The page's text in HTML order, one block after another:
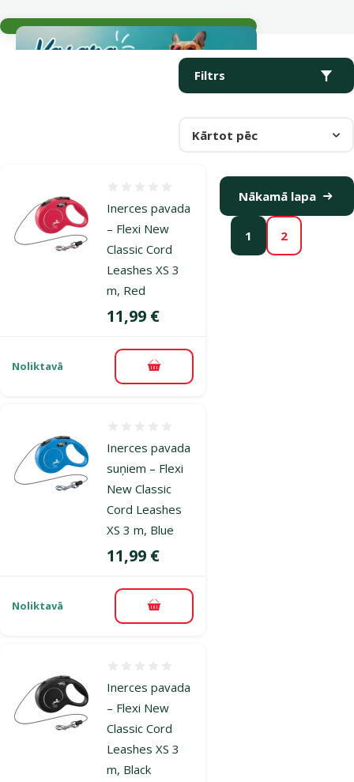
Filtrs
Kārtot pēc
Produkti kategorijā Pavadas grauzējiem
Inerces pavada
– Flexi New
Classic Cord
Leashes XS 3
m, Red
Cena
11,99 €
Noliktavā Pievienot grozam
Inerces pavada
suņiem – Flexi
New Classic
Cord Leashes
XS 3 m, Blue
Cena
11,99 €
Noliktavā Pievienot grozam
Inerces pavada
– Flexi New
Classic Cord
Leashes XS 3
m, Black
1 2
Nākamā lapa